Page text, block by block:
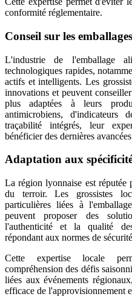
conformité réglementaire.
Conseil sur les
L'industrie de l'emballage
technologiques rapides,
actifs et intelligents. Les
innovations et peuvent
plus adaptées à leurs
antimicrobiens,
traçabilité intégrés, leur
bénéficier des dernières
Adaptation aux
La région lyonnaise est réputée
du terroir. Les grossistes
particulières liées à
peuvent proposer des
l'authenticité et la qualité
répondant aux normes de
Cette expertise locale
compréhension des défis
liées aux événements
efficace de l'approvisionnement